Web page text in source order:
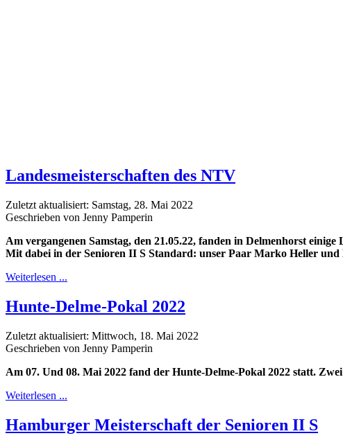
Landesmeisterschaften des NTV
Zuletzt aktualisiert: Samstag, 28. Mai 2022
Geschrieben von Jenny Pamperin
Am vergangenen Samstag, den 21.05.22, fanden in Delmenhorst
Mit dabei in der Senioren II S Standard: unser Paar Marko Heller
Weiterlesen ...
Hunte-Delme-Pokal 2022
Zuletzt aktualisiert: Mittwoch, 18. Mai 2022
Geschrieben von Jenny Pamperin
Am 07. Und 08. Mai 2022 fand der Hunte-Delme-Pokal 2022 statt.
Weiterlesen ...
Hamburger Meisterschaft der Senioren II S